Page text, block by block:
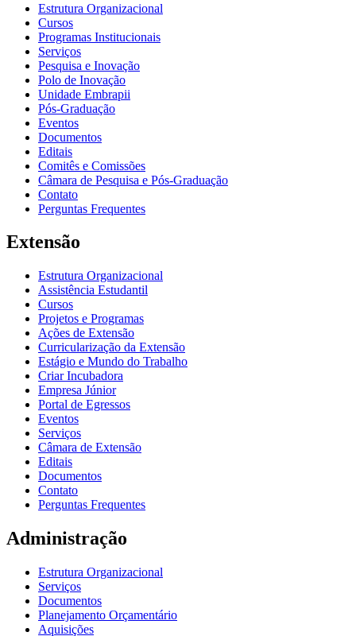
Estrutura Organizacional
Cursos
Programas Institucionais
Serviços
Pesquisa e Inovação
Polo de Inovação
Unidade Embrapii
Pós-Graduação
Eventos
Documentos
Editais
Comitês e Comissões
Câmara de Pesquisa e Pós-Graduação
Contato
Perguntas Frequentes
Extensão
Estrutura Organizacional
Assistência Estudantil
Cursos
Projetos e Programas
Ações de Extensão
Curricularização da Extensão
Estágio e Mundo do Trabalho
Criar Incubadora
Empresa Júnior
Portal de Egressos
Eventos
Serviços
Câmara de Extensão
Editais
Documentos
Contato
Perguntas Frequentes
Administração
Estrutura Organizacional
Serviços
Documentos
Planejamento Orçamentário
Aquisições